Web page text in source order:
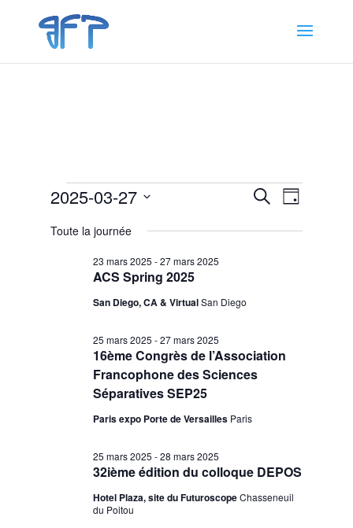
Évènements
27
mars
2025
Recherche
navigation
Recherche
de
vues
Jour
2025-03-27
une
Toute la journée
ACS Spring 2025
23 mars 2025 -27 mars 2025
San Diego, CA & VirtualSan Diego
16ème Congrès de l’Association
Francophone des Sciences
Séparatives SEP25
25 mars 2025 -27 mars 2025
Paris expo Porte de Versailles Paris
32ième édition du colloque DEPOS
25 mars 2025 -28 mars 2025
Hotel Plaza, site du FuturoscopeChasseneuil
du Poitou